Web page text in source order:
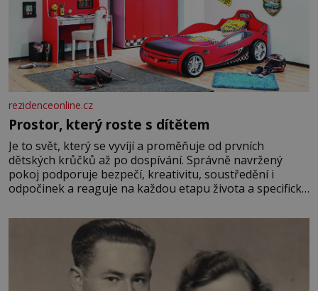
rezidenceonline.cz
Prostor, který roste s dítětem
Je to svět, který se vyvíjí a proměňuje od prvních
dětských krůčků až po dospívání. Správně navržený
pokoj podporuje bezpečí, kreativitu, soustředění i
odpočinek a reaguje na každou etapu života a specifické
měkkost a bezpečí, proto by pokoj miminka měl působit
především klidně a útulně. Předškolní věk je